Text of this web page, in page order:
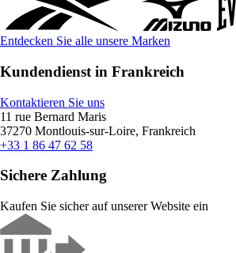
Entdecken Sie alle unsere Marken
Kundendienst in Frankreich
Kontaktieren Sie uns
11 rue Bernard Maris
37270 Montlouis-sur-Loire, Frankreich
+33 1 86 47 62 58
Sichere Zahlung
Kaufen Sie sicher auf unserer Website ein